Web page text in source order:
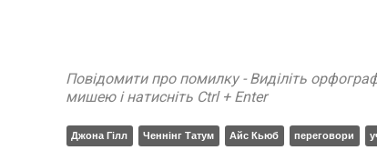
Повідомити про помилку - Виділіть
мишею і натисніть Ctrl + Enter
Джона Гілл Ченнінг Татум Айс Кьюб переговори